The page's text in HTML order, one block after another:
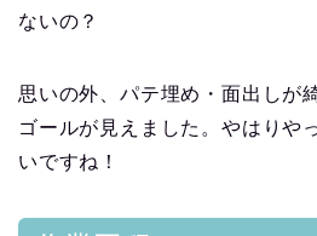
ないの？
思いの外、パテ埋め・面出しが
ゴールが見えました。やはりや
いですね！